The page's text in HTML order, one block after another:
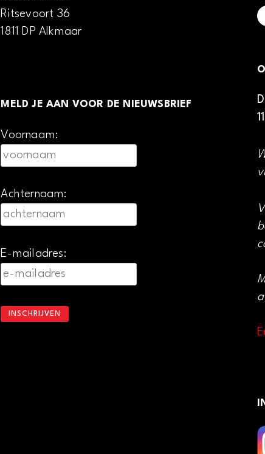
Ritsevoort 36
1811 DP Alkmaar
MELD JE AAN VOOR DE NIEUWSBRIEF
Voornaam:
Achternaam:
E-mailadres: